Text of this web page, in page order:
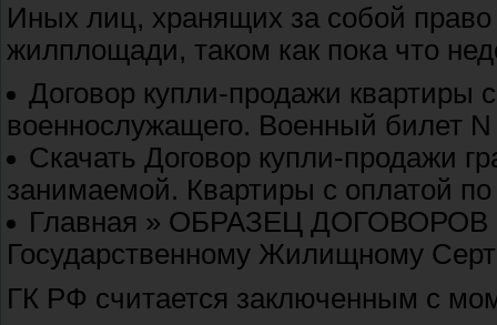
Иных лиц, хранящих за собой
жилплощади, таком как пока что
Договор купли-продажи квартиры
военнослужащего. Военный билет
Скачать Договор купли-продажи
занимаемой. Квартиры с оплатой
Главная » ОБРАЗЕЦ ДОГОВОРОВ »
Государственному Жилищному
ГК РФ считается заключенным с